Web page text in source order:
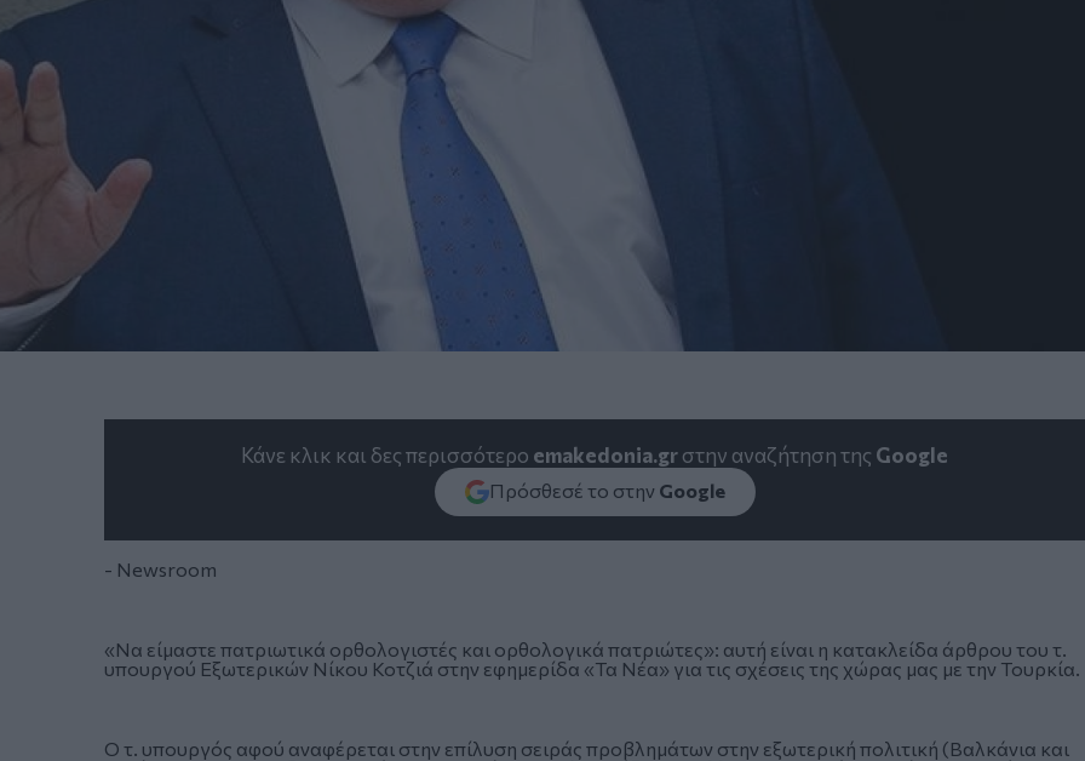
Κάνε κλικ και δες περισσότερο emakedonia.grστην αναζήτηση της Google
Πρόσθεσέ το στην Google
- Newsroom
«Να είμαστε πατριωτικά ορθολογιστές και ορθολογικά πατριώτες»: αυτή είναι η κατακλείδα άρθρου του τ.
υπουργού Εξωτερικών Νίκου Κοτζιά στην εφημερίδα «Τα Νέα» για τις σχέσεις της χώρας μας με την Τουρκία.
Ο τ. υπουργός αφού αναφέρεται στην επίλυση σειράς προβλημάτων στην εξωτερική πολιτική (Βαλκάνια και